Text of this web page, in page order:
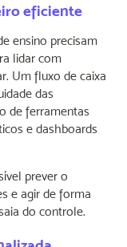
eficiente
ensino precisam
lidar com
Um fluxo de caixa
das
de ferramentas
e dashboards
prever o
e agir de forma
do controle.